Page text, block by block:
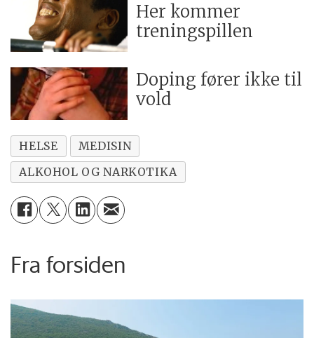
Her kommer
treningspillen
Doping fører ikke til
vold
HELSE
MEDISIN
ALKOHOL OG NARKOTIKA
Fra forsiden